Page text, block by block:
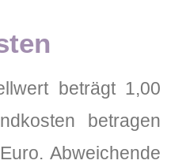
beträgt 1,00
betragen
Abweichende